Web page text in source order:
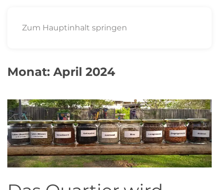
Zum Hauptinhalt springen
Monat: April 2024